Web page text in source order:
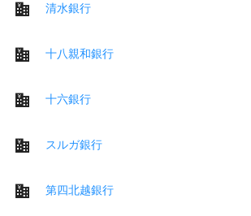
清水銀行
十八親和銀行
十六銀行
スルガ銀行
第四北越銀行